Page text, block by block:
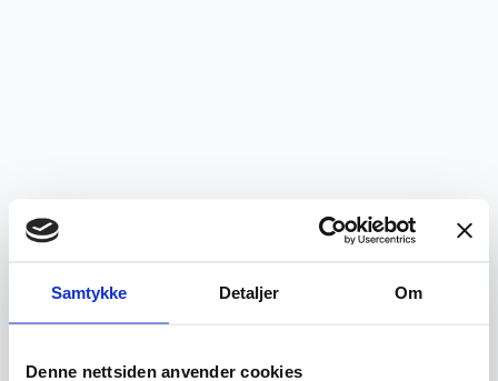
Samtykke Detaljer Om
Denne nettsiden anvender cookies